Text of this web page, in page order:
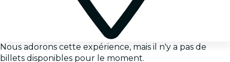
Nous adorons cette expérience, mais il n'y a pas de
billets disponibles pour le moment.